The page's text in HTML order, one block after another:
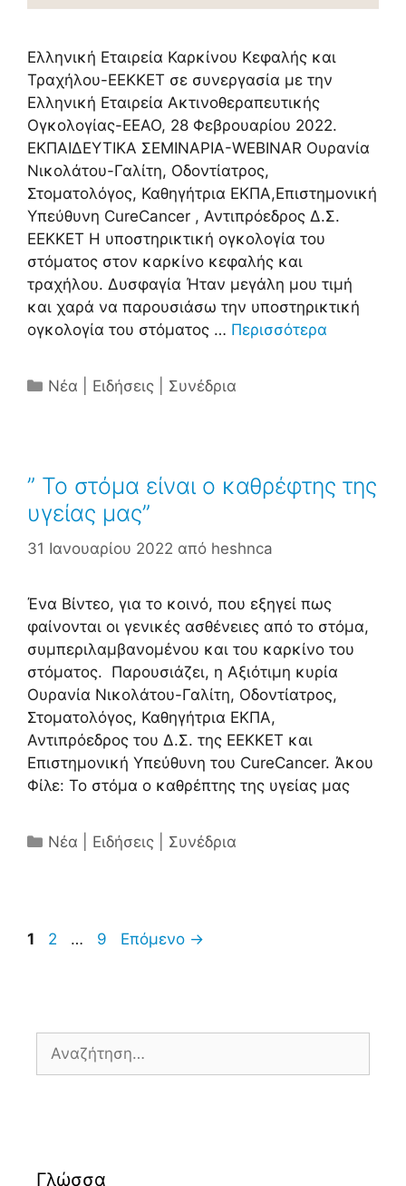
Ελληνική Εταιρεία Καρκίνου Κεφαλής και
Τραχήλου-ΕΕΚΚΕΤ σε συνεργασία με την
Ελληνική Εταιρεία Ακτινοθεραπευτικής
Ογκολογίας-ΕΕΑΟ, 28 Φεβρουαρίου 2022.
ΕΚΠΑΙΔΕΥΤΙΚΑ ΣΕΜΙΝΑΡΙΑ-WEBINAR Ουρανία
Νικολάτου-Γαλίτη, Οδοντίατρος,
Στοματολόγος, Καθηγήτρια ΕΚΠΑ,Επιστημονική
Υπεύθυνη CureCancer , Αντιπρόεδρος Δ.Σ.
ΕΕΚΚΕΤ Η υποστηρικτική ογκολογία του
στόματος στον καρκίνο κεφαλής και
τραχήλου. Δυσφαγία Ήταν μεγάλη μου τιμή
και χαρά να παρουσιάσω την υποστηρικτική
ογκολογία του στόματος … Περισσότερα
Κατηγορίες
Νέα | Ειδήσεις | Συνέδρια
” Το στόμα είναι ο καθρέφτης της
υγείας μας”
31 Ιανουαρίου 2022 από heshnca
Ένα Βίντεο, για το κοινό, που εξηγεί πως
φαίνονται οι γενικές ασθένειες από το στόμα,
συμπεριλαμβανομένου και του καρκίνο του
στόματος. Παρουσιάζει, η Αξιότιμη κυρία
Ουρανία Νικολάτου-Γαλίτη, Οδοντίατρος,
Στοματολόγος, Καθηγήτρια ΕΚΠΑ,
Αντιπρόεδρος του Δ.Σ. της ΕΕΚΚΕΤ και
Επιστημονική Υπεύθυνη του CureCancer. Άκου
Φίλε: Το στόμα ο καθρέπτης της υγείας μας
Κατηγορίες
Νέα | Ειδήσεις | Συνέδρια
Σελίδα
1 Σελίδα
2 … Σελίδα
9 Επόμενο →
για:
Γλώσσα